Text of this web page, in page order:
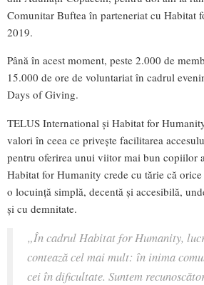
Comunitar Buftea în parteneriat cu Habitat
2019.
Până în acest moment, peste 2.000 de
15.000 de ore de voluntariat în cadrul
Days of Giving.
TELUS International și Habitat for
valori în ceea ce privește facilitarea
pentru oferirea unui viitor mai bun copiilor
Habitat for Humanity crede cu tărie că
o locuinţă simplă, decentă și accesibilă,
și cu demnitate.
„În cadrul Habitat for Humanity,
contează cel mai mult: în inima
cei în dificultate. Suntem